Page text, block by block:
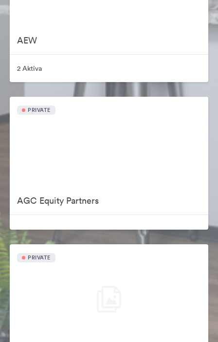
AEW
2 Aktiva
PRIVATE
AGC Equity Partners
PRIVATE